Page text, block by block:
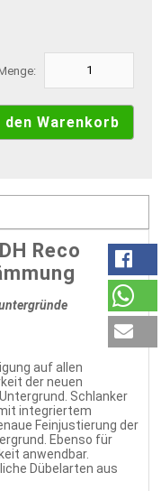
Reco
auf allen
der neuen
Schlanker
integriertem
Feinjustierung der
Ebenso für
anwendbar.
Dübelarten aus